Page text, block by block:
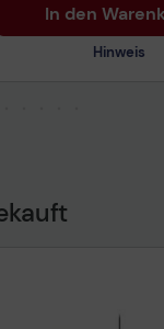
In den
Hinweis